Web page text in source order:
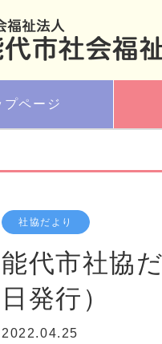
プページ
社協だより
能代市社協
日発行）
2022.04.25